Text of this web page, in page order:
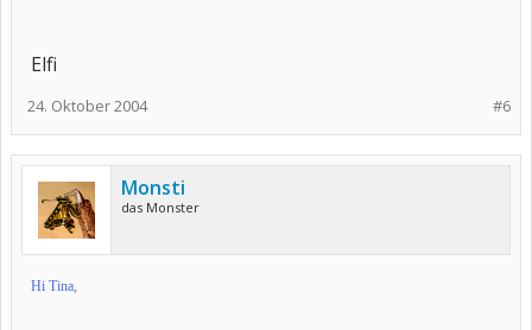
Elfi
#6
24. Oktober 2004
Monsti
das Monster
Hi Tina,